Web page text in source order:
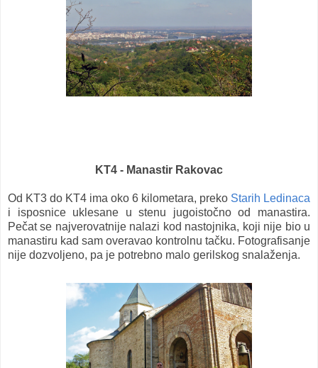
KT4 - Manastir Rakovac
Od KT3 do KT4 ima oko 6 kilometara, preko Starih Ledinaca
i isposnice uklesane u stenu jugoistočno od manastira.
Pečat se najverovatnije nalazi kod nastojnika, koji nije bio u
manastiru kad sam overavao kontrolnu tačku. Fotografisanje
nije dozvoljeno, pa je potrebno malo gerilskog snalaženja.